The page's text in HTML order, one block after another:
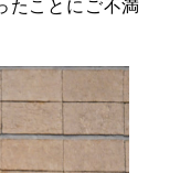
たことにご不満